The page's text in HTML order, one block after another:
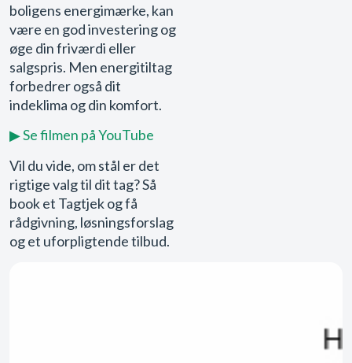
boligens energimærke, kan
være en god investering og
øge din friværdi eller
salgspris. Men energitiltag
forbedrer også dit
indeklima og din komfort.
▶ Se filmen på YouTube
Vil du vide, om stål er det
rigtige valg til dit tag? Så
book et Tagtjek og få
rådgivning, løsningsforslag
og et uforpligtende tilbud.